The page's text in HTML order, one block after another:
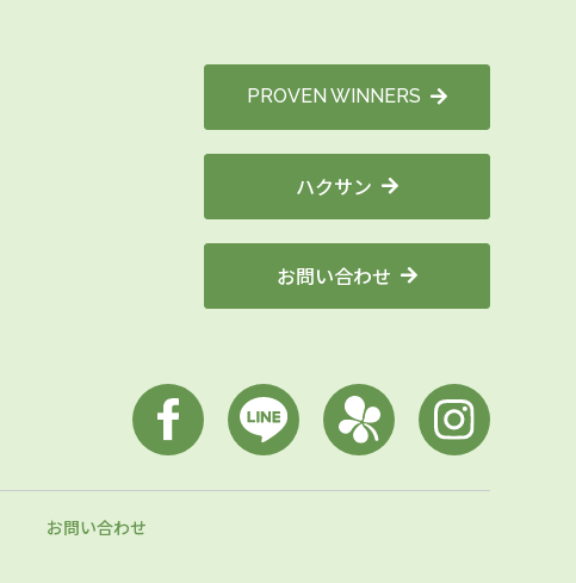
PROVEN WINNERS
ハクサン
お問い合わせ
お問い合わせ